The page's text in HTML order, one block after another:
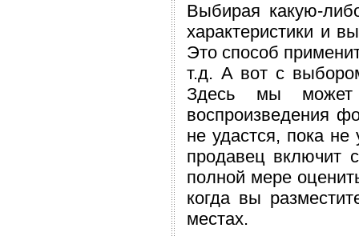
Выбирая какую-
характеристики и
Это способ
т.д. А вот с
Здесь мы может
воспроизведения
не удастся, пока
продавец включит
полной мере
когда вы
местах.